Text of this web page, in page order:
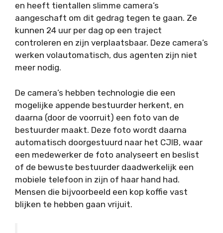
en heeft tientallen slimme camera’s
aangeschaft om dit gedrag tegen te gaan. Ze
kunnen 24 uur per dag op een traject
controleren en zijn verplaatsbaar. Deze camera’s
werken volautomatisch, dus agenten zijn niet
meer nodig.
De camera’s hebben technologie die een
mogelijke appende bestuurder herkent, en
daarna (door de voorruit) een foto van de
bestuurder maakt. Deze foto wordt daarna
automatisch doorgestuurd naar het CJIB, waar
een medewerker de foto analyseert en beslist
of de bewuste bestuurder daadwerkelijk een
mobiele telefoon in zijn of haar hand had.
Mensen die bijvoorbeeld een kop koffie vast
blijken te hebben gaan vrijuit.